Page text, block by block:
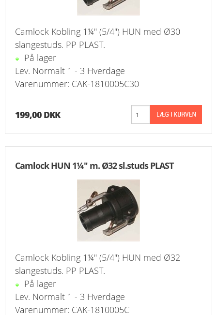
Camlock Kobling 1¼" (5/4") HUN med Ø30
slangestuds. PP PLAST.
På lager
Lev. Normalt 1 - 3 Hverdage
Varenummer: CAK-1810005C30
199,00 DKK
Camlock HUN 1¼" m. Ø32 sl.studs PLAST
Camlock Kobling 1¼" (5/4") HUN med Ø32
slangestuds. PP PLAST.
På lager
Lev. Normalt 1 - 3 Hverdage
Varenummer: CAK-1810005C